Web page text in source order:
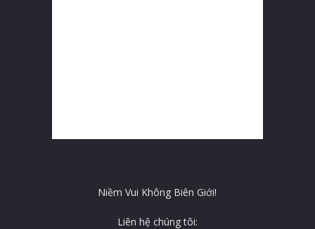
Niềm Vui Không Biên Giới!
Liên hệ chúng tôi: